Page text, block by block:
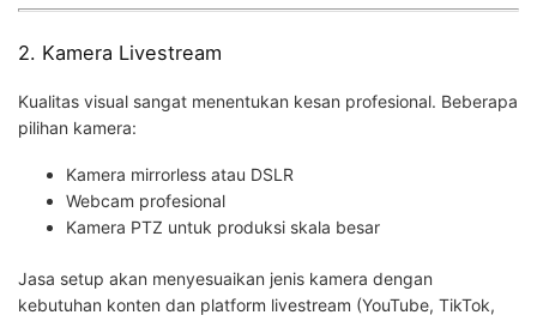
2. Kamera Livestream
Kualitas visual sangat menentukan kesan profesional. Beberapa
pilihan kamera:
Kamera mirrorless atau DSLR
Webcam profesional
Kamera PTZ untuk produksi skala besar
Jasa setup akan menyesuaikan jenis kamera dengan
kebutuhan konten dan platform livestream (YouTube, TikTok,